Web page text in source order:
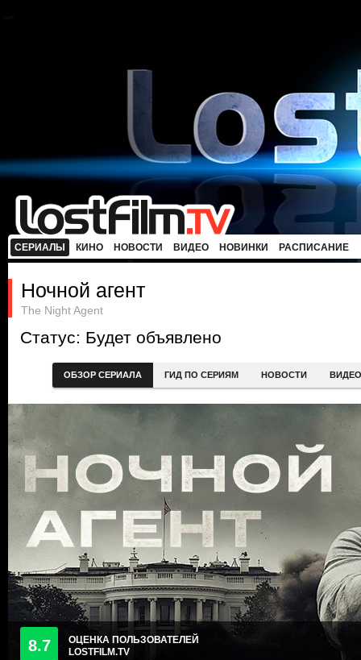
СЕРИАЛЫ КИНО НОВОСТИ ВИДЕО НОВИНКИ РАСПИСАНИЕ
Ночной агент
The Night Agent
Статус: Будет объявлено
ОБЗОР СЕРИАЛА ГИД ПО СЕРИЯМ НОВОСТИ ВИДЕО
8.7
ОЦЕНКА ПОЛЬЗОВАТЕЛЕЙ
LOSTFILM.TV